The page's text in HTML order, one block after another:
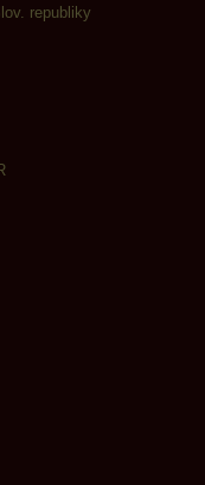
republiky